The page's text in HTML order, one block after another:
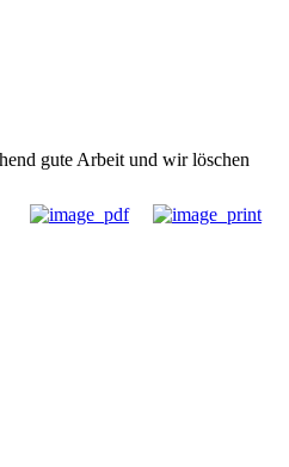
gute Arbeit und wir löschen